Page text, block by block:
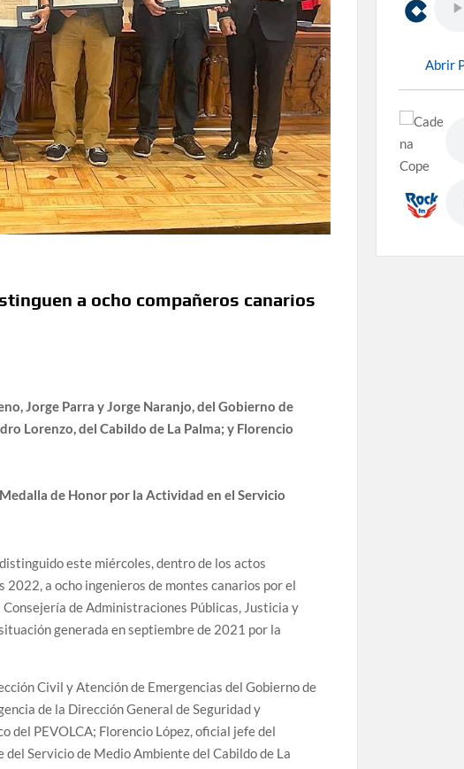
a ocho compañeros canarios
Jorge Parra y Jorge Naranjo, del Gobierno de
Lorenzo, del Cabildo de La Palma; y Florencio
de Honor por la Actividad en el Servicio
este miércoles, dentro de los actos
2022, a ocho ingenieros de montes canarios por el
de Administraciones Públicas, Justicia y
generada en septiembre de 2021 por la
Civil y Atención de Emergencias del Gobierno de
de la Dirección General de Seguridad y
del PEVOLCA; Florencio López, oficial jefe del
Servicio de Medio Ambiente del Cabildo de La
Abrir